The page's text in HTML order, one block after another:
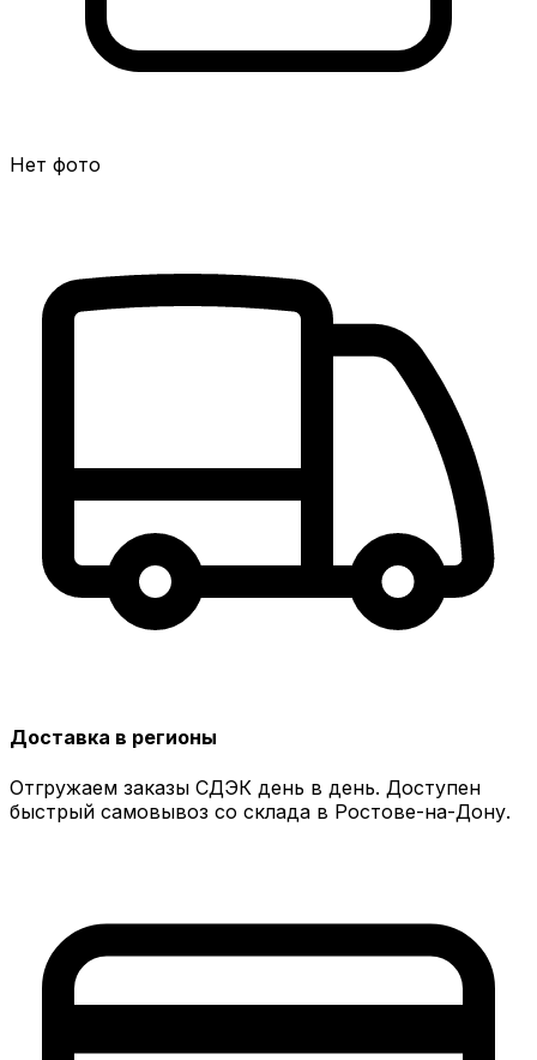
Нет фото
Доставка в регионы
Отгружаем заказы СДЭК день в день. Доступен
быстрый самовывоз со склада в Ростове-на-Дону.